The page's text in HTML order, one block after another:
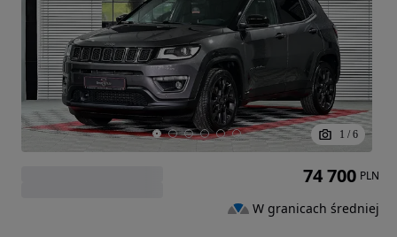
1 / 6
74 700 PLN
W granicach średniej